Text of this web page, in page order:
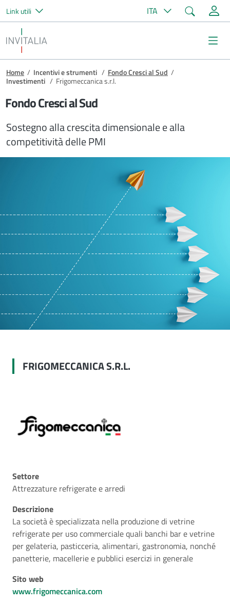
Salta al contenuto principale
Link utili ITA Cerca
Invitalia
Briciole di pane
Home / Incentivi e strumenti / Fondo Cresci al Sud /
Investimenti / Frigomeccanica s.r.l.
Fondo Cresci al Sud
Sostegno alla crescita dimensionale e alla
competitività delle PMI
FRIGOMECCANICA S.R.L.
Settore
Attrezzature refrigerate e arredi
Descrizione
La società è specializzata nella produzione di vetrine
refrigerate per uso commerciale quali banchi bar e vetrine
per gelateria, pasticceria, alimentari, gastronomia, nonché
panetterie, macellerie e pubblici esercizi in generale
Sito web
www.frigomeccanica.com